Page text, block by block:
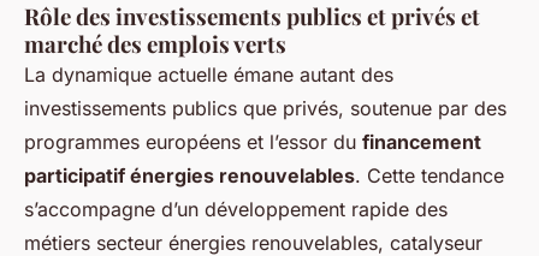
Rôle des investissements publics et privés et
marché des emplois verts
La dynamique actuelle émane autant des
investissements publics que privés, soutenue par des
programmes européens et l’essor du financement
participatif énergies renouvelables. Cette tendance
s’accompagne d’un développement rapide des
métiers secteur énergies renouvelables, catalyseur